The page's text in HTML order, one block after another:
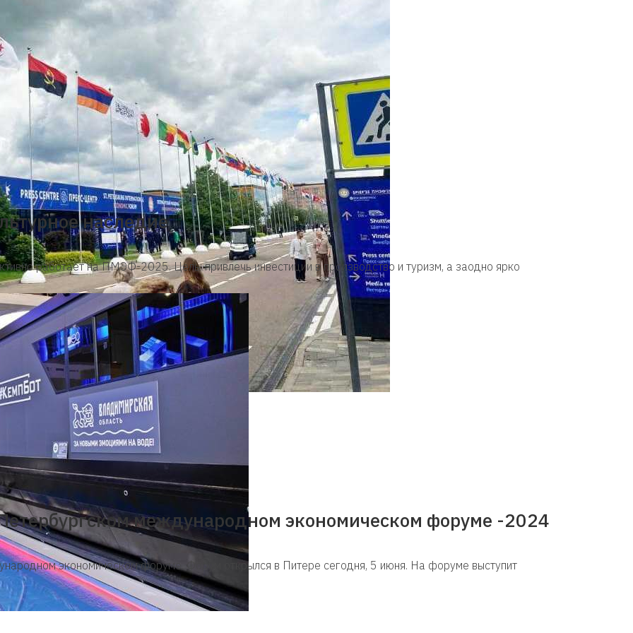
наследие
работает на ПМЭФ-2025. Цель: привлечь инвестиции в производство и туризм, а заодно ярко
международном экономическом форуме -2024
экономическом форуме. Форум открылся в Питере сегодня, 5 июня. На форуме выступит